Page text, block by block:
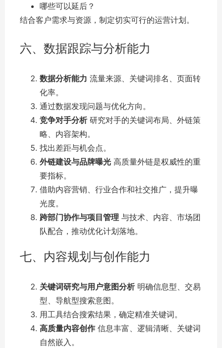
哪些可以延后？
结合客户需求与资源，制定切实可行的运营计划。
六、数据跟踪与分析能力
数据分析能力 流量来源、关键词排名、页面转
化率。
通过数据发现问题与优化方向。
竞争对手分析研究对手的关键词布局、外链策
略、内容架构。
找出差距与机会点。
外链建设与品牌曝光 高质量外链是权威性的重
要指标。
借助内容营销、行业合作和社交推广，提升曝
光度。
跨部门协作与项目管理 与技术、内容、市场团
队配合，推动优化计划落地。
七、内容规划与创作能力
关键词研究与用户意图分析明确信息型、交易
型、导航型搜索意图。
用工具结合搜索结果，确定精准关键词。
高质量内容创作 信息丰富、逻辑清晰、关键词
自然嵌入。